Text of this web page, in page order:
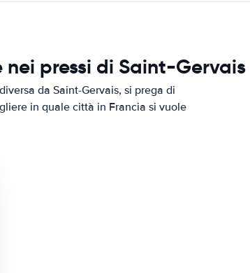
pressi di Saint-Gervais
da Saint-Gervais, si prega di
in quale città in Francia si vuole